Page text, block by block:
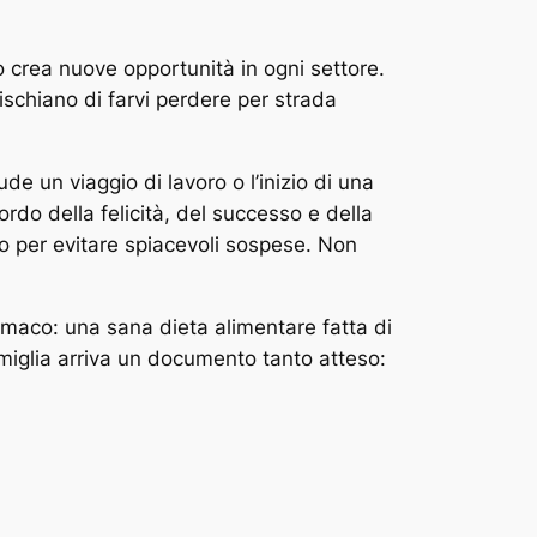
crea nuove opportunità in ogni settore.
di farvi perdere per strada
un viaggio di lavoro o l’inizio di una
della felicità, del successo e della
per evitare spiacevoli sospese. Non
una sana dieta alimentare fatta di
arriva un documento tanto atteso: